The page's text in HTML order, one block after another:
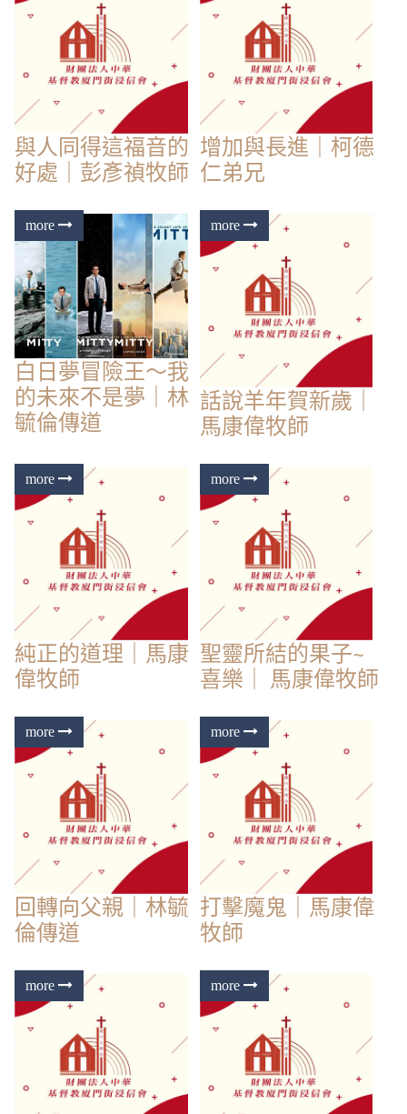
與人同得這福音的
好處｜彭彥禎牧師
增加與長進｜柯德
仁弟兄
白日夢冒險王～我
的未來不是夢｜林
毓倫傳道
話說羊年賀新歲｜
馬康偉牧師
純正的道理｜馬康
偉牧師
聖靈所結的果子~
喜樂｜ 馬康偉牧師
回轉向父親｜林毓
倫傳道
打擊魔鬼｜馬康偉
牧師